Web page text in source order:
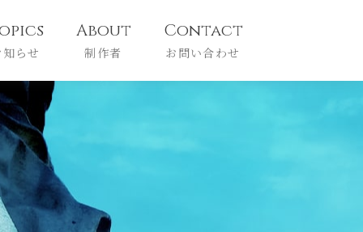
らせ
About
制作者
Contact
お問い合わせ